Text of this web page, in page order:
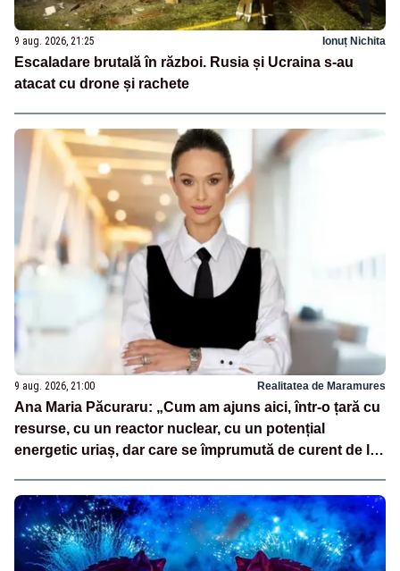
9 aug. 2026, 21:25 Ionuț Nichita
Escaladare brutală în război. Rusia și Ucraina s-au
atacat cu drone și rachete
9 aug. 2026, 21:00 Realitatea de Maramures
Ana Maria Păcuraru: „Cum am ajuns aici, într-o țară cu
resurse, cu un reactor nuclear, cu un potențial
energetic uriaș, dar care se împrumută de curent de la